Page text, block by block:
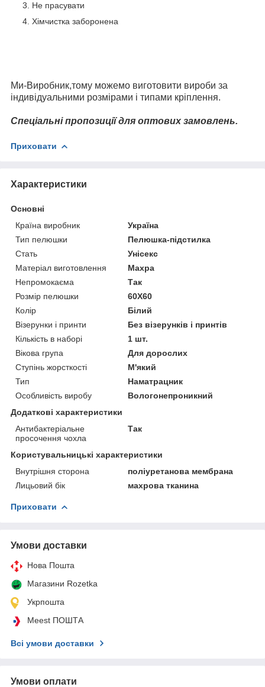
Не прасувати
Хімчистка заборонена
Ми-Виробник,тому можемо виготовити вироби за
індивідуальними розмірами і типами кріплення.
Спеціальні пропозиції для оптових замовлень.
Приховати
Характеристики
Основні
Країна виробник
Україна
Тип пелюшки
Пелюшка-підстилка
Стать
Унісекс
Матеріал виготовлення
Махра
Непромокаєма
Так
Розмір пелюшки
60Х60
Колір
Білий
Візерунки і принти
Без візерунків і принтів
Кількість в наборі
1 шт.
Вікова група
Для дорослих
Ступінь жорсткості
М'який
Тип
Наматрацник
Особливість виробу
Вологонепроникний
Додаткові характеристики
Антибактеріальне
просочення чохла
Так
Користувальницькі характеристики
Внутрішня сторона
поліуретанова мембрана
Лицьовий бік
махрова тканина
Приховати
Умови доставки
Нова Пошта
Магазини Rozetka
Укрпошта
Meest ПОШТА
Всі умови доставки
Умови оплати